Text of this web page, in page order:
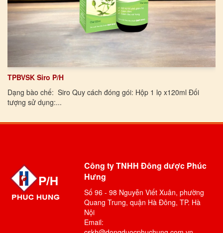
TPBVSK Siro P/H
Dạng bào chế: Siro Quy cách đóng gói: Hộp 1 lọ x120ml Đối
tượng sử dụng:...
Công ty TNHH Đông dược Phúc
Hưng
Số 96 - 98 Nguyễn Viết Xuân, phường
Quang Trung, quận Hà Đông, TP. Hà
Nội
Email: